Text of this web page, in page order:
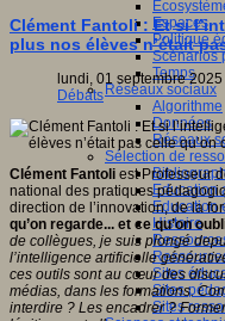
Espaces
Politique
Scénarios
Temps
Réseaux sociaux
Algorithme
Données
Réseaux
Sélection de
Education
Education
Histoire
Sites
Sites
Sites
Clément Fantoli : Et si
plus nos élèves n’était
lundi, 01 septembre 2025
Débats
Clément Fantoli est Professeur
national des pratiques
direction de l’innovation, de la
qu’on regarde... et ce qu’on
de collègues, je suis plongé
l’intelligence artificielle
ces outils sont au cœur des
médias, dans les formations.
interdire ? Les encadrer ?